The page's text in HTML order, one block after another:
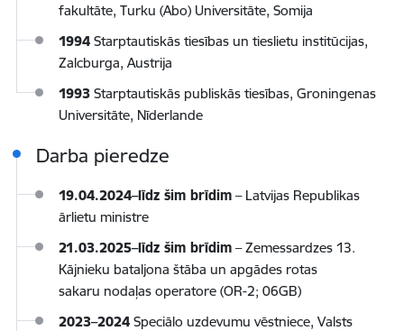
fakultāte, Turku (Abo) Universitāte, Somija
1994 Starptautiskās tiesības un tieslietu institūcijas,
Zalcburga, Austrija
1993 Starptautiskās publiskās tiesības, Groningenas
Universitāte, Nīderlande
Darba pieredze
19.04.2024–līdz šim brīdim – Latvijas Republikas
ārlietu ministre
21.03.2025–līdz šim brīdim –Zemessardzes 13.
Kājnieku bataljona štāba un apgādes rotas
sakaru nodaļas operatore (OR-2; 06GB)
2023–2024 Speciālo uzdevumu vēstniece, Valsts